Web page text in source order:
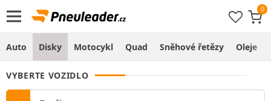
Auto Disky Motocykl Quad Sněhové řetězy Oleje
VYBERTE VOZIDLO